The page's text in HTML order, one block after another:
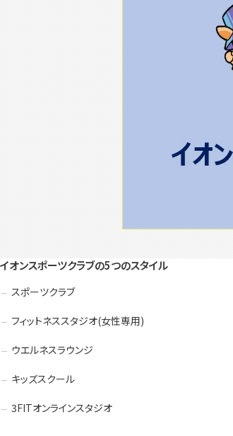
イオンスポーツクラブの5つのスタイル
スポーツクラブ
フィットネススタジオ(女性専用)
ウエルネスラウンジ
キッズスクール
3FITオンラインスタジオ